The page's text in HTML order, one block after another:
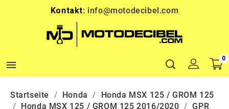
Kontakt: info@motodecibel.com

0
Startseite Honda
Honda MSX 125 / GROM 125
Honda MSX 125 / GROM 125 2016/2020
GPR